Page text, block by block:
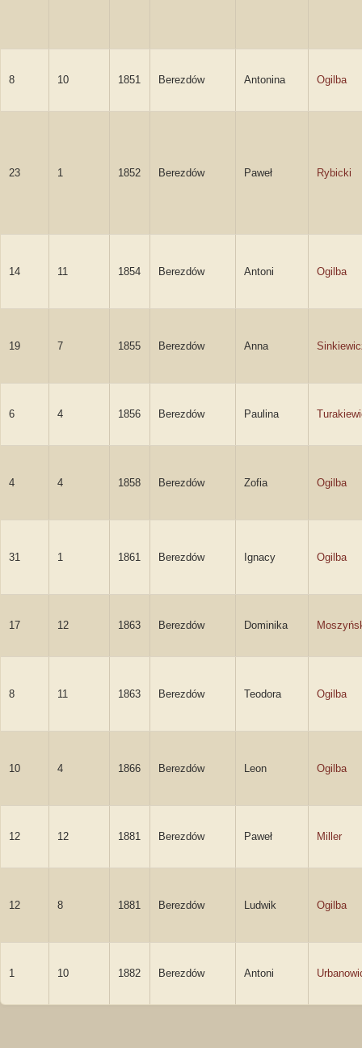
8 10 1851 Berezdów Antonina Ogilba
23 1 1852 Berezdów Paweł Rybicki
14 11 1854 Berezdów Antoni Ogilba
19 7 1855 Berezdów Anna
6 4 1856 Berezdów Paulina
4 4 1858 Berezdów Zofia Ogilba
31 1 1861 Berezdów Ignacy Ogilba
17 12 1863 Berezdów Dominika
8 11 1863 Berezdów Teodora Ogilba
10 4 1866 Berezdów Leon Ogilba
12 12 1881 Berezdów Paweł Miller
12 8 1881 Berezdów Ludwik Ogilba
1 10 1882 Berezdów Antoni